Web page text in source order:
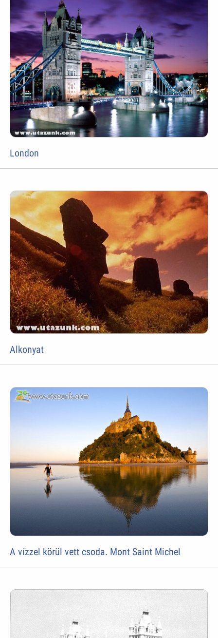
London
Alkonyat
A vízzel körül vett csoda. Mont Saint Michel